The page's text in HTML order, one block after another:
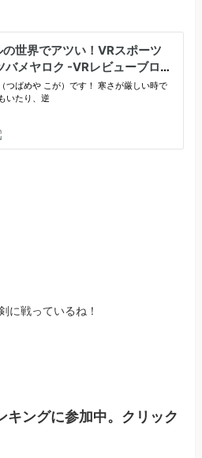
に戦っているね！
キングに参加中。クリック